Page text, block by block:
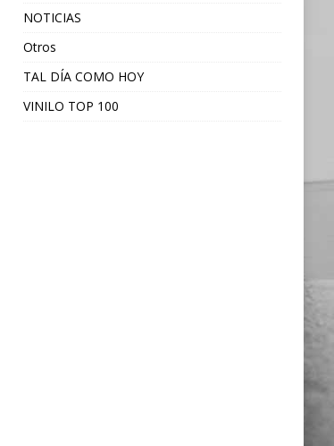
NOTICIAS
Otros
TAL DÍA COMO HOY
VINILO TOP 100